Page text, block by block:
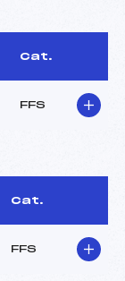
Cat.
FFS
Cat.
FFS